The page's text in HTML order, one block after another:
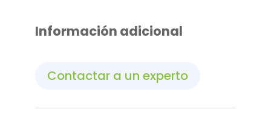
Información adicional
Contactar a un experto